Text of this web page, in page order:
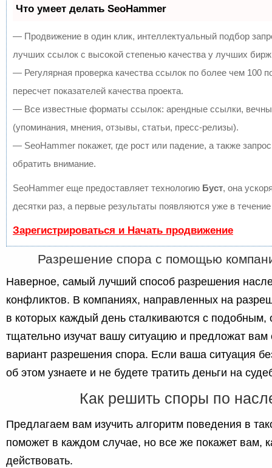
Что умеет делать SeoHammer
— Продвижение в один клик, интеллектуальный подбор
лучших ссылок с высокой степенью качества у лучших
— Регулярная проверка качества ссылок по более чем 100
пересчет показателей качества проекта.
— Все известные форматы ссылок: арендные ссылки,
(упоминания, мнения, отзывы, статьи, пресс-релизы).
— SeoHammer покажет, где рост или падение, а также
обратить внимание.
SeoHammer еще предоставляет технологию Буст, она
десятки раз, а первые результаты появляются уже в
Зарегистрироваться и Начать продвижение
Разрешение спора с помощью
Наверное, самый лучший способ разрешения
конфликтов. В компаниях, направленных на
в которых каждый день сталкиваются с
тщательно изучат вашу ситуацию и предложат
вариант разрешения спора. Если ваша ситуация
об этом узнаете и не будете тратить деньги на
Как решить споры по
Предлагаем вам изучить алгоритм поведения в
поможет в каждом случае, но все же покажет вам,
действовать.